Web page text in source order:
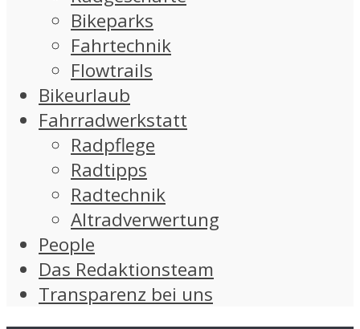
Bikeparks
Fahrtechnik
Flowtrails
Bikeurlaub
Fahrradwerkstatt
Radpflege
Radtipps
Radtechnik
Altradverwertung
People
Das Redaktionsteam
Transparenz bei uns